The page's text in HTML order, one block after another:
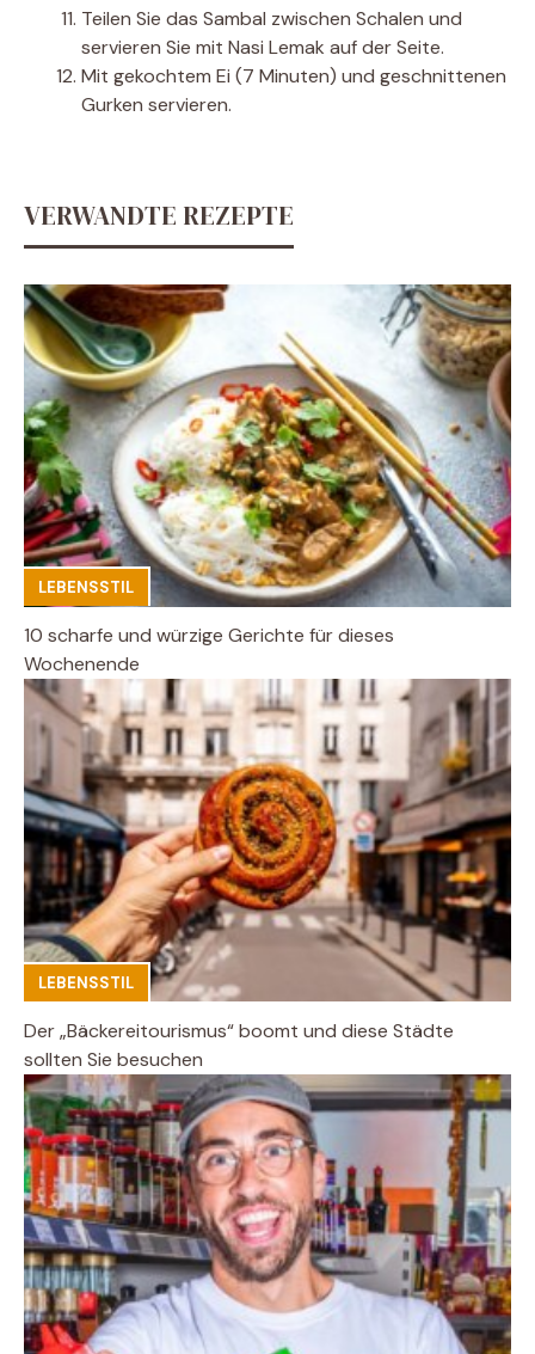
Teilen Sie das Sambal zwischen Schalen und
servieren Sie mit Nasi Lemak auf der Seite.
Mit gekochtem Ei (7 Minuten) und geschnittenen
Gurken servieren.
VERWANDTE REZEPTE
LEBENSSTIL
10 scharfe und würzige Gerichte für dieses
Wochenende
LEBENSSTIL
Der „Bäckereitourismus“ boomt und diese Städte
sollten Sie besuchen